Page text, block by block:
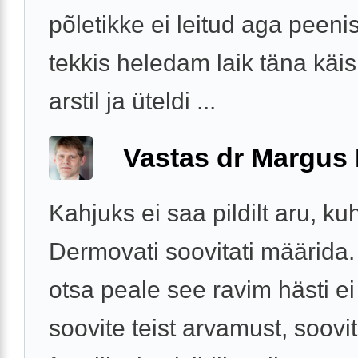
põletikke ei leitud aga
tekkis heledam laik täna
arstil ja üteldi ...
Vastas dr Margus
Kahjuks ei saa pildilt aru,
Dermovati soovitati
otsa peale see ravim hästi
soovite teist arvamust,